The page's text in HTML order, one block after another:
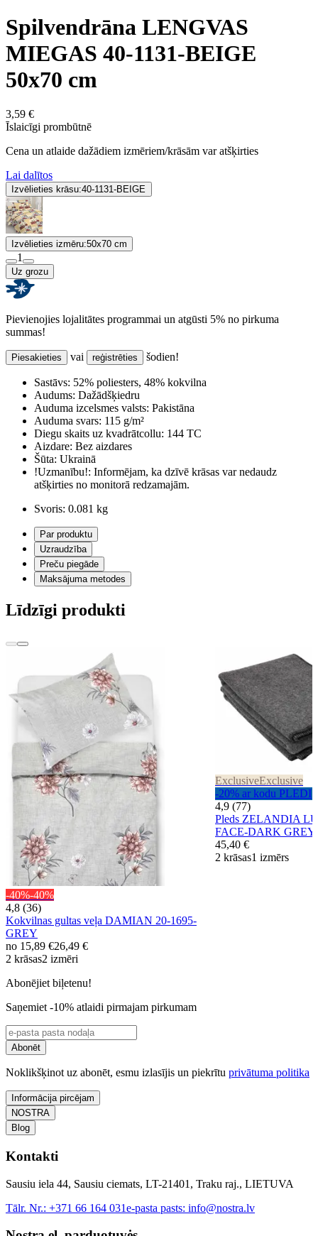
Spilvendrāna LENGVAS
MIEGAS 40-1131-BEIGE
50x70 cm
3,59 €
Īslaicīgi prombūtnē
Cena un atlaide dažādiem izmēriem/krāsām var atšķirties
Lai dalītos
Izvēlieties krāsu:40-1131-BEIGE
Izvēlieties izmēru:50x70 cm
1
Uz grozu
Pievienojies lojalitātes programmai un atgūsti 5% no pirkuma
summas!
Piesakieties vai reģistrēties šodien!
Sastāvs: 52% poliesters, 48% kokvilna
Audums: Dažādšķiedru
Auduma izcelsmes valsts: Pakistāna
Auduma svars: 115 g/m²
Diegu skaits uz kvadrātcollu: 144 TC
Aizdare: Bez aizdares
Šūta: Ukrainā
!Uzmanību!: Informējam, ka dzīvē krāsas var nedaudz
atšķirties no monitorā redzamajām.
Svoris: 0.081 kg
Par produktu
Uzraudzība
Preču piegāde
Maksājuma metodes
Līdzīgi produkti
-40%-40%
4,8 (36)
Kokvilnas gultas veļa DAMIAN 20-1695-
GREY
no 15,89 €26,49 €
2 krāsas2 izmēri
ExclusiveExclusive
-20% ar kodu PLEDI
4,9 (77)
Pleds ZELANDIA
FACE-DARK GREY
45,40 €
2 krāsas1 izmērs
Abonējiet biļetenu!
Saņemiet -10% atlaidi pirmajam pirkumam
Abonēt
Noklikšķinot uz abonēt, esmu izlasījis un piekrītu privātuma politika
Informācija pircējam
NOSTRA
Blog
Kontakti
Sausiu iela 44, Sausiu ciemats, LT-21401, Traku raj., LIETUVA
Tālr. Nr.: +371 66 164 031e-pasta pasts: info@nostra.lv